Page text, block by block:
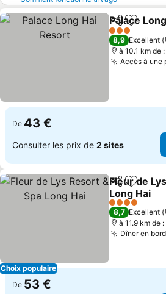
PartagerAjouter
Palace
3 Étoiles
8,9 Excellent
à 10.1 km de
Accès à une
De 43 €
Consulter les prix de 2 sites
Choix populaire
Partager
Fleur de
Long Hai
Consulter
4 Étoiles
8,7 Excellent
à 11.9 km de
Dîner en
De 53 €